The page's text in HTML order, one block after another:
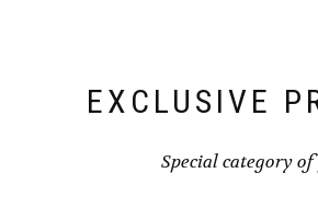
EXCLUSIVE
Special category